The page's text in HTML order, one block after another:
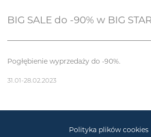
BIG SALE do -90% w BIG
Pogłębienie wyprzedaży do -90%.
31.01-28.02.2023
Polityka plików cookies